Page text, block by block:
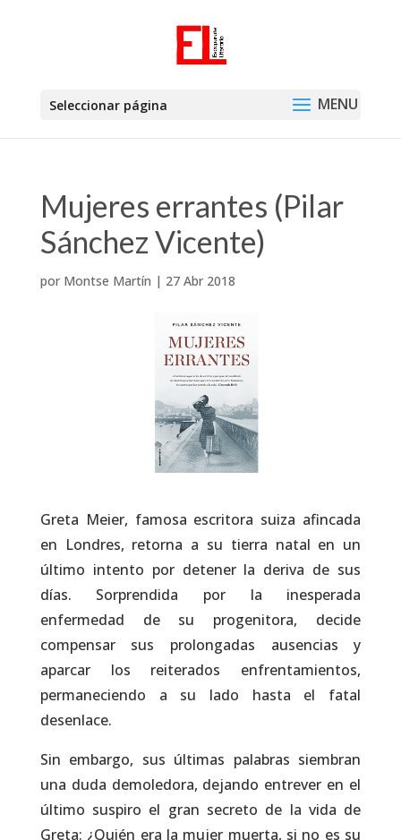
Seleccionar página
Mujeres errantes (Pilar
Sánchez Vicente)
por Montse Martín | 27 Abr 2018
Greta Meier, famosa escritora suiza afincada
en Londres, retorna a su tierra natal en un
último intento por detener la deriva de sus
días. Sorprendida por la inesperada
enfermedad de su progenitora, decide
compensar sus prolongadas ausencias y
aparcar los reiterados enfrentamientos,
permaneciendo a su lado hasta el fatal
desenlace.
Sin embargo, sus últimas palabras siembran
una duda demoledora, dejando entrever en el
último suspiro el gran secreto de la vida de
Greta: ¿Quién era la mujer muerta, si no es su